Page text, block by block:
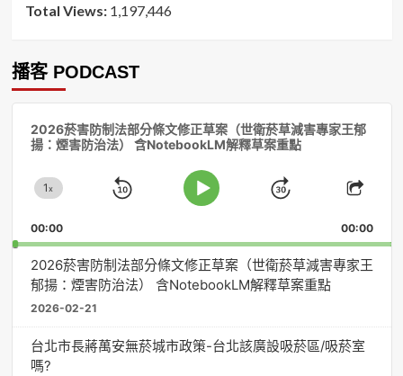
Total Views: 1,197,446
播客 PODCAST
2026菸害防制法部分條文修正草案（世衛菸草減害專家王郁
揚：煙害防治法） 含NotebookLM解釋草案重點
Change
Rate
1x
Skip
Play
Jump
Forward
Share
00:00 00:00
2026菸害防制法部分條文修正草案（世衛菸草減害專家王
郁揚：煙害防治法） 含NotebookLM解釋草案重點
2026-02-21
台北市長蔣萬安無菸城市政策-台北該廣設吸菸區/吸菸室
嗎?